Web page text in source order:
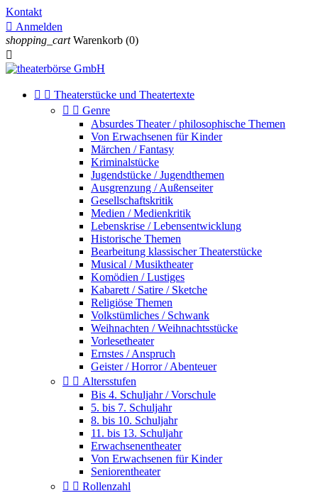
Kontakt
 Anmelden
shopping_cart Warenkorb (0)

  Theaterstücke und Theatertexte
  Genre
Absurdes Theater / philosophische Themen
Von Erwachsenen für Kinder
Märchen / Fantasy
Kriminalstücke
Jugendstücke / Jugendthemen
Ausgrenzung / Außenseiter
Gesellschaftskritik
Medien / Medienkritik
Lebenskrise / Lebensentwicklung
Historische Themen
Bearbeitung klassischer Theaterstücke
Musical / Musiktheater
Komödien / Lustiges
Kabarett / Satire / Sketche
Religiöse Themen
Volkstümliches / Schwank
Weihnachten / Weihnachtsstücke
Vorlesetheater
Ernstes / Anspruch
Geister / Horror / Abenteuer
  Altersstufen
Bis 4. Schuljahr / Vorschule
5. bis 7. Schuljahr
8. bis 10. Schuljahr
11. bis 13. Schuljahr
Erwachsenentheater
Von Erwachsenen für Kinder
Seniorentheater
  Rollenzahl